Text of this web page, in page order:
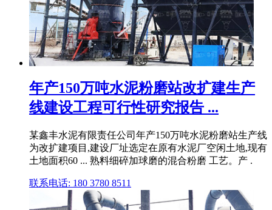
年产150万吨水泥粉磨站改扩建生产
线建设工程可行性研究报告 ...
某鑫丰水泥有限责任公司年产150万吨水泥粉磨站生产线
为改扩建项目,建设厂址选定在原有水泥厂空闲土地,现有
土地面积60 ... 熟料细碎加球磨的混合粉磨 工艺。产 .
联系电话: 180 3780 8511